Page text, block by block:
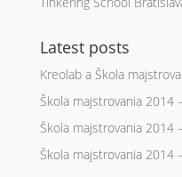
Latest posts
Kreolab a Škola
Škola majstrovania 2014
Škola majstrovania 2014
Škola majstrovania 2014